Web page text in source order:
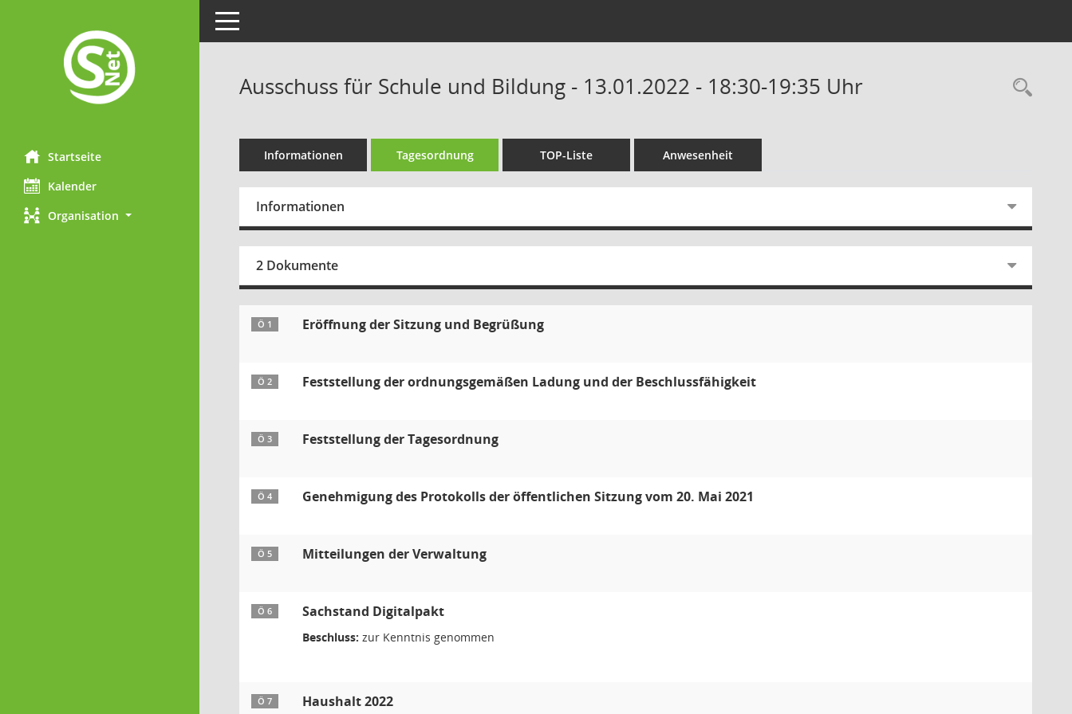
Startseite
Kalender
Organisation
Toggle navigation
Ausschuss für Schule und Bildung - 13.01.2022 - 18:30-19:35 Uhr
Informationen Tagesordnung TOP-Liste Anwesenheit
Informationen
2 Dokumente
Ö 1 Eröffnung der Sitzung und Begrüßung
Ö 2 Feststellung der ordnungsgemäßen Ladung und der Beschlussfähigkeit
Ö 3 Feststellung der Tagesordnung
Ö 4 Genehmigung des Protokolls der öffentlichen Sitzung vom 20. Mai 2021
Ö 5 Mitteilungen der Verwaltung
Ö 6 Sachstand Digitalpakt
Beschluss: zur Kenntnis genommen
Ö 7 Haushalt 2022